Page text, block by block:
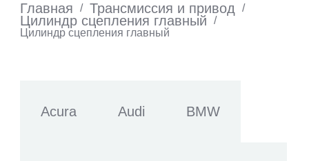
Главная / Трансмиссия и привод /
Цилиндр сцепления главный
/
Цилиндр сцепления главный
Acura Audi BMW